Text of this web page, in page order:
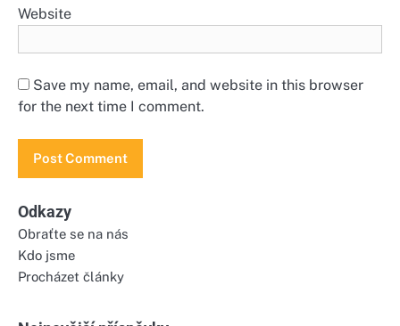
Website
Save my name, email, and website in this browser
for the next time I comment.
Odkazy
Obraťte se na nás
Kdo jsme
Procházet články